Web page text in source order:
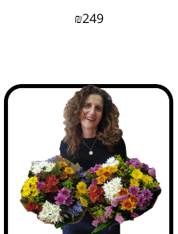
₪249